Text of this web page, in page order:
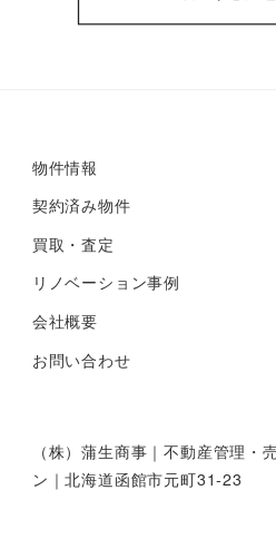
物件情報
契約済み物件
買取・査定
リノベーション事例
会社概要
お問い合わせ
（株）蒲生商事｜不動産管理・
ン｜北海道函館市元町31-23